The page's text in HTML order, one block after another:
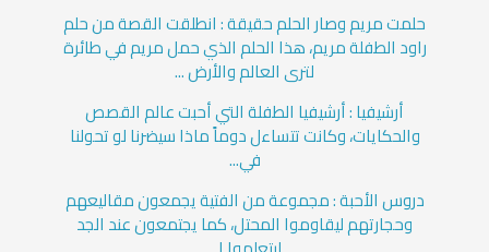
حلمت مريم وصار الحلم حقيقة : انطلقت القصة من حلم
راود الطفلة مريم، هذا الحلم الذي حمل مريم في طائرة
لترى العالم والأرض ...
أرشيفيا : أرشيفيا الطفلة التي أحبت عالم القصص
والحكايات، وكانت تتساءل دوماً ماذا سيضرنا لو تحولنا
في...
دروس الأحبة : مجموعة من الفتية يجمعون مقاليعهم
وحجارتهم ليقاوموا المحتل، كما يجتمعون عند الجد